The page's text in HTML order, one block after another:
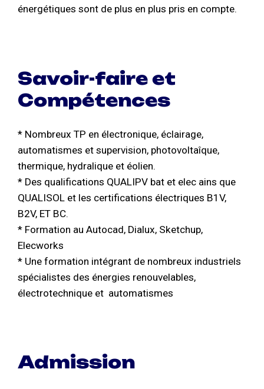
énergétiques sont de plus en plus pris en compte.
Savoir-faire et
Compétences
* Nombreux TP en électronique, éclairage,
automatismes et supervision, photovoltaîque,
thermique, hydralique et éolien.
* Des qualifications QUALIPV bat et elec ains que
QUALISOL et les certifications électriques B1V,
B2V, ET BC.
* Formation au Autocad, Dialux, Sketchup,
Elecworks
* Une formation intégrant de nombreux industriels
spécialistes des énergies renouvelables,
électrotechnique et automatismes
Admission